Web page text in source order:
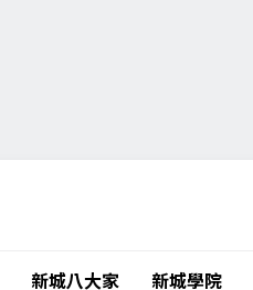
新城八大家 新城學院